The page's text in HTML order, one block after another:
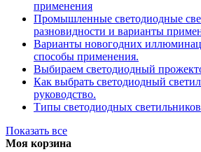
применения
Промышленные светодиодные
разновидности и варианты
Варианты новогодних
способы применения.
Выбираем светодиодный
Как выбрать светодиодный
руководство.
Типы светодиодных
Показать все
Моя корзина